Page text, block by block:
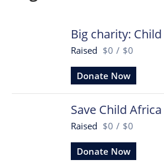
Big charity:
Raised $0 / $0
Donate Now
Save Child Africa
Raised $0 / $0
Donate Now